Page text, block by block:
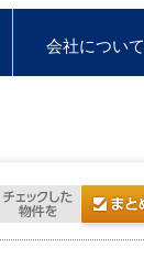
会社について